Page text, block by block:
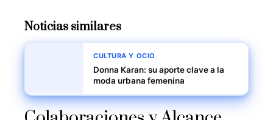
Noticias similares
CULTURA Y OCIO
Donna Karan: su aporte clave a la
moda urbana femenina